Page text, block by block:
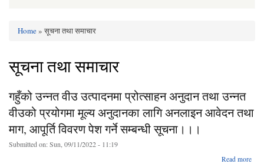
You are here
Home» सूचना तथा समाचार
सूचना तथा समाचार
गहुँको उन्‍नत वीउ उत्पादनमा प्रोत्साहन अनुदान तथा उन्नत
वीउको प्रयोगमा मूल्य अनुदानका लागि अनलाइन आवेदन तथा
माग, आपूर्ति विवरण पेश गर्ने सम्बन्धी सूचना।।।
Submitted on:Sun, 09/11/2022 - 11:19
Read more